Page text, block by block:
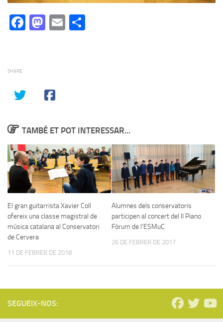
Facebook
Mastodon
Email
SHARE
TAMBÉ ET POT INTERESSAR...
El gran guitarrista Xavier Coll
ofereix una classe magistral de
música catalana al Conservatori
de Cervera
11 DE FEBRER DE 2018
Alumnes dels conservatoris
participen al concert del II Piano
Fòrum de l’ESMuC
26 DE FEBRER DE 2017
SEGUEIX-NOS: